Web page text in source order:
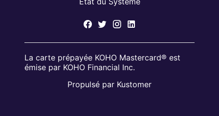
La carte prépayée KOHO Mastercard® est
émise par KOHO Financial Inc.
Propulsé par Kustomer